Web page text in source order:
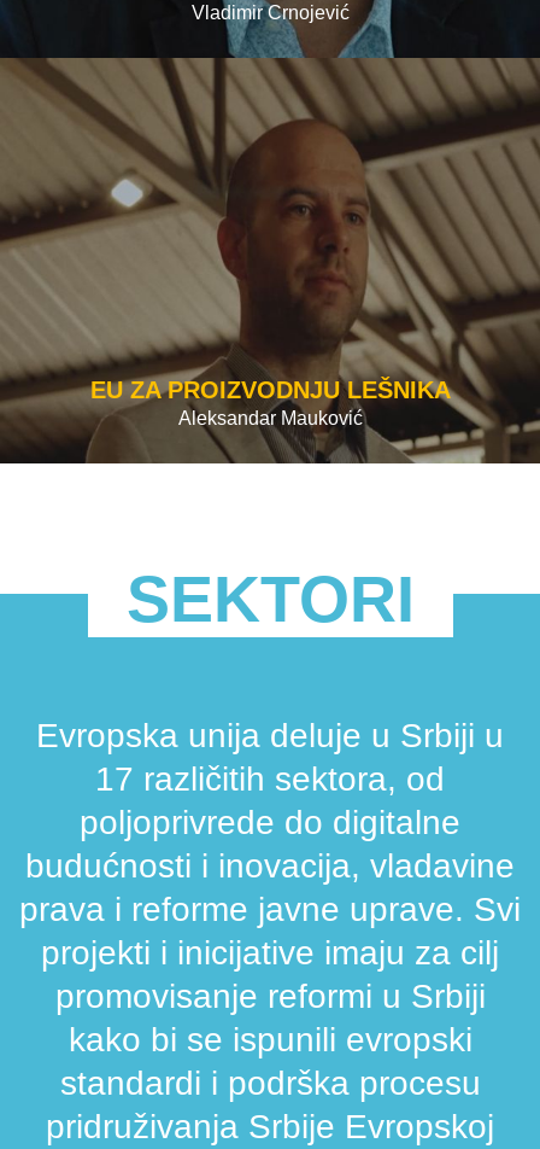
Vladimir Crnojević
EU ZA PROIZVODNJU LEŠNIKA
Aleksandar Mauković
SEKTORI
Evropska unija deluje u Srbiji u
17 različitih sektora, od
poljoprivrede do digitalne
budućnosti i inovacija, vladavine
prava i reforme javne uprave. Svi
projekti i inicijative imaju za cilj
promovisanje reformi u Srbiji
kako bi se ispunili evropski
standardi i podrška procesu
pridruživanja Srbije Evropskoj